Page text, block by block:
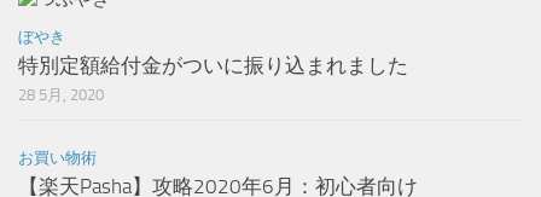
ぼやき
特別定額給付金がついに振り込まれました
28 5月, 2020
お買い物術
【楽天Pasha】攻略2020年6月：初心者向け